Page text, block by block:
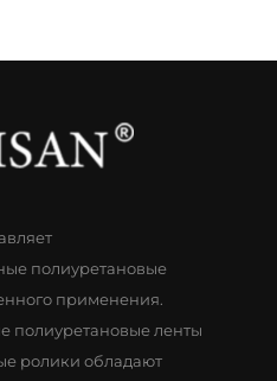
полиуретановые
применения.
полиуретановые ленты
ролики обладают